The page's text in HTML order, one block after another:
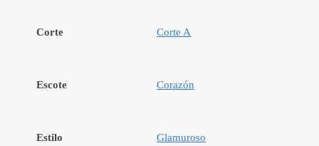
Corte Corte A
Escote Corazón
Estilo Glamuroso